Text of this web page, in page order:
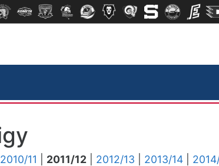
2010/11 2011/12 2012/13 2013/14